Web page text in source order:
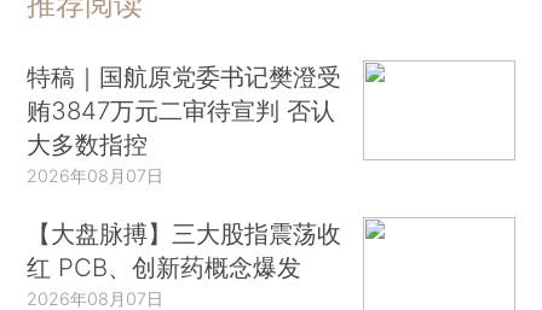
特稿｜国航原党委书记樊澄受
贿3847万元二审待宣判 否认
大多数指控
2026年08月07日
【大盘脉搏】三大股指震荡收
红 PCB、创新药概念爆发
2026年08月07日